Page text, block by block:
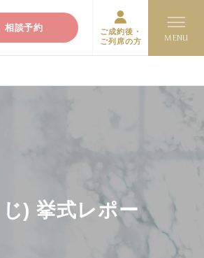
相談予約
ご成約後・
ご列席の方
) 挙式レポー